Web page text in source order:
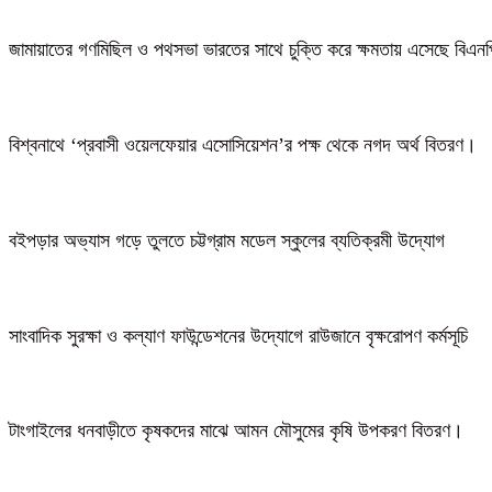
জামায়াতের গণমিছিল ও পথসভা ভারতের সাথে চুক্তি করে ক্ষমতায় এসেছে
বিশ্বনাথে ‘প্রবাসী ওয়েলফেয়ার এসোসিয়েশন’র পক্ষ থেকে নগদ অর্থ বিতরণ।
বইপড়ার অভ্যাস গড়ে তুলতে চট্টগ্রাম মডেল স্কুলের ব্যতিক্রমী উদ্যোগ
সাংবাদিক সুরক্ষা ও কল্যাণ ফাউন্ডেশনের উদ্যোগে রাউজানে বৃক্ষরোপণ কর্মসূচি
টাংগাইলের ধনবাড়ীতে কৃষকদের মাঝে আমন মৌসুমের কৃষি উপকরণ বিতরণ।